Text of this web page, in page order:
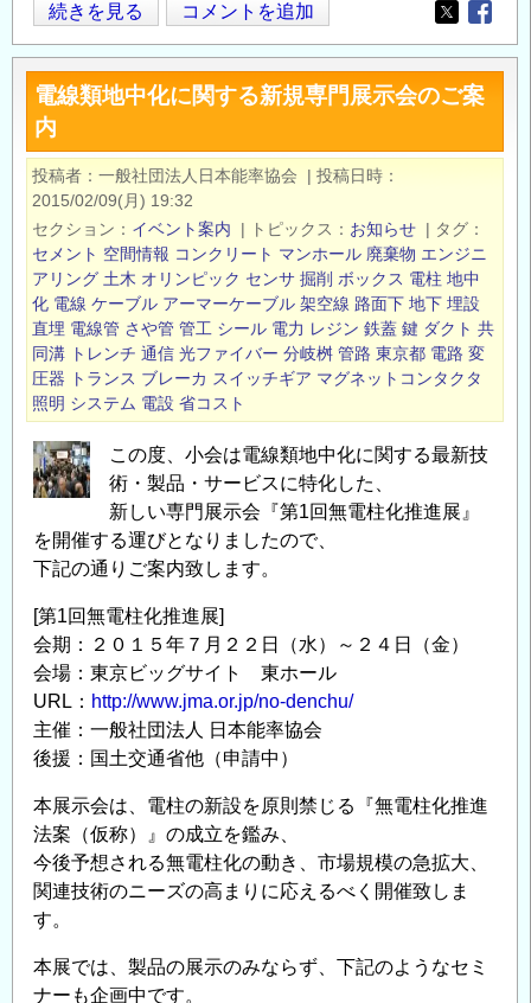
液
状
化
の
埋
設
管
路
へ
の
影
響
の
続きを見る コメントを追加
Opens in
電線類地中化に関する新規専門展示会のご案
内
投稿者 一般社団法人日本能率協会 | 投稿日時
2015/02/09(月) 19:32
セクション
イベント案内 | トピックス お知らせ | タグ
セメント 空間情報 コンクリート マンホール 廃棄物 エンジニ
アリング 土木 オリンピック センサ 掘削 ボックス 電柱 地中
化 電線 ケーブル アーマーケーブル 架空線 路面下 地下 埋設
直埋 電線管 さや管 管工 シール 電力 レジン 鉄蓋 鍵 ダクト 共
同溝 トレンチ 通信 光ファイバー 分岐桝 管路 東京都 電路 変
圧器
トランス ブレーカ スイッチギア マグネットコンタクタ
照明 システム 電設 省コスト
この度、小会は電線類地中化に関する最新技
術・製品・サービスに特化した、
新しい専門展示会『第1回無電柱化推進展』
を開催する運びとなりましたので、
下記の通りご案内致します。
[第1回無電柱化推進展]
会期：２０１５年７月２２日（水）～２４日（金）
会場：東京ビッグサイト 東ホール
URL： http://www.jma.or.jp/no-denchu/
主催：一般社団法人 日本能率協会
後援：国土交通省他（申請中）
本展示会は、電柱の新設を原則禁じる『無電柱化推進
法案（仮称）』の成立を鑑み、
今後予想される無電柱化の動き、市場規模の急拡大、
関連技術のニーズの高まりに応えるべく開催致しま
す。
本展では、製品の展示のみならず、下記のようなセミ
ナーも企画中です。